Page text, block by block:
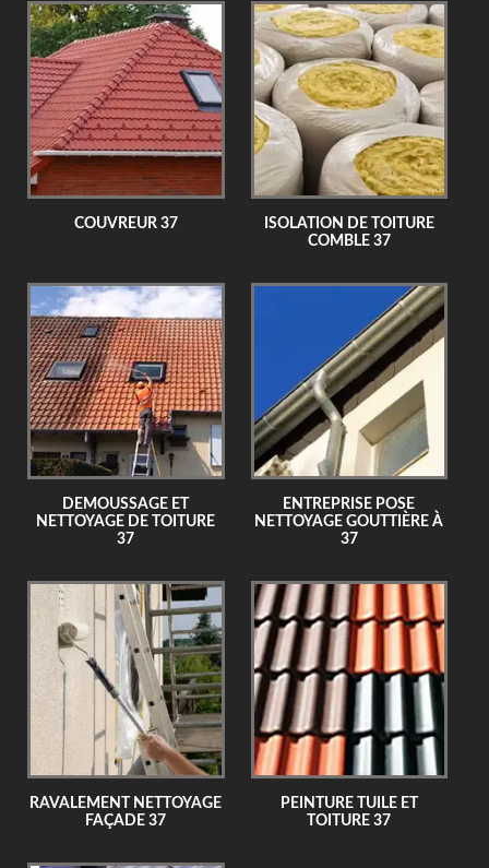
COUVREUR 37
ISOLATION DE TOITURE
COMBLE 37
DEMOUSSAGE ET
NETTOYAGE DE TOITURE
37
ENTREPRISE POSE
NETTOYAGE GOUTTIÈRE À
37
RAVALEMENT NETTOYAGE
FAÇADE 37
PEINTURE TUILE ET
TOITURE 37